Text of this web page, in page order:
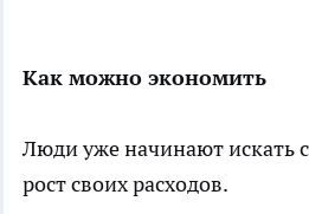
Как можно экономить
Люди уже начинают искать
рост своих расходов.